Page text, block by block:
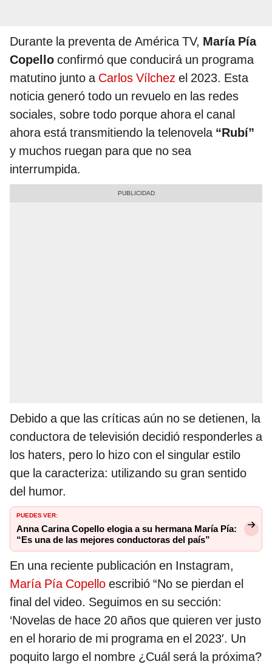
Durante la preventa de América TV, María Pía
Copello confirmó que conducirá un programa
matutino junto a Carlos Vílchez el 2023. Esta
noticia generó todo un revuelo en las redes
sociales, sobre todo porque ahora el canal
ahora está transmitiendo la telenovela“Rubí”
y muchos ruegan para que no sea
interrumpida.
Debido a que las críticas aún no se detienen, la
conductora de televisión decidió responderles a
los haters, pero lo hizo con el singular estilo
que la caracteriza: utilizando su gran sentido
del humor.
PUEDES VER:
Anna Carina Copello elogia a su hermana María Pía:
“Es una de las mejores conductoras del país”
En una reciente publicación en Instagram,
María Pía Copello escribió “No se pierdan el
final del video. Seguimos en su sección:
‘Novelas de hace 20 años que quieren ver justo
en el horario de mi programa en el 2023′. Un
poquito largo el nombre ¿Cuál será la próxima?